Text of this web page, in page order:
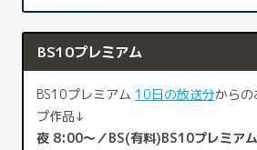
BS10プレミアム
BS10プレミアム 10日の放送分からの
プ作品↓
夜 8:00～／BS(有料)BS10プレミアム